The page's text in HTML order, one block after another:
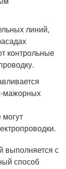
линий,
контрольные
мажорных
выполняется с
способ